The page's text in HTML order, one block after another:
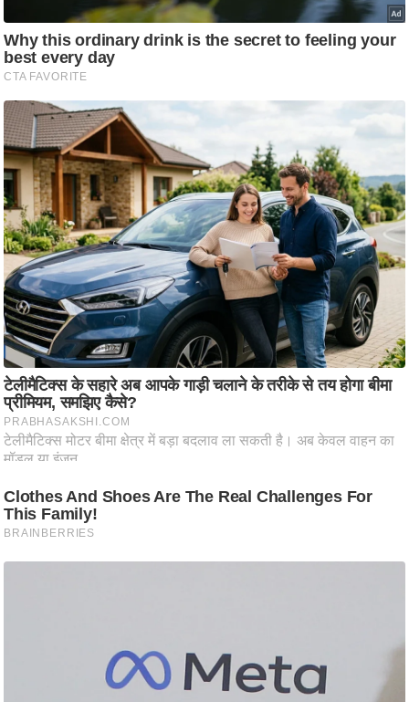
.
चा
य
प
र
स
मी
क्षा
ध
र्म
ज्यो
ति
ष
प्र
भु
म
हि
मा
ध
र्म
स्थ
ल